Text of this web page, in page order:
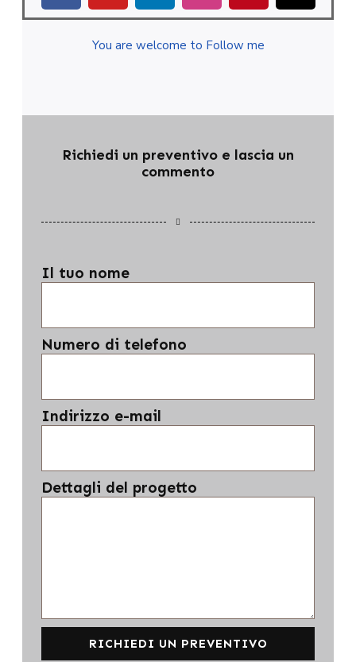
You are welcome to Follow me
Richiedi un preventivo e lascia un
commento
Il tuo nome
Numero di telefono
Indirizzo e-mail
Dettagli del progetto
RICHIEDI UN PREVENTIVO